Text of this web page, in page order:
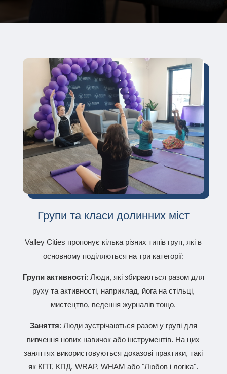
Групи та класи долинних міст
Valley Cities пропонує кілька різних типів груп, які в
основному поділяються на три категорії:
Групи активності: Люди, які збираються разом для
руху та активності, наприклад, йога на стільці,
мистецтво, ведення журналів тощо.
Заняття: Люди зустрічаються разом у групі для
вивчення нових навичок або інструментів. На цих
заняттях використовуються доказові практики, такі
як КПТ, КПД, WRAP, WHAM або "Любов і логіка".